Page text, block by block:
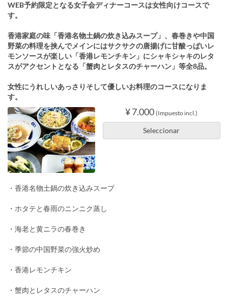
WEB予約限定となる女子会ディナーコースは女性向けコースで
す。
香港家庭の味「香港名物土鍋の炊き込みスープ」、春巻きや中国
野菜の料理を挟んでメインにはサクサクの唐揚げに甘酸っぱいレ
モンソースが楽しい「香港レモンチキン」にシャキシャキのレタ
スがアクセントとなる「蟹肉とレタスのチャーハン」等全8品。
女性にうれしいあっさりそして優しいお料理のコースになりま
す。
¥ 7.000 (Impuesto incl.)
Seleccionar
・香港名物土鍋の炊き込みスープ
・ホタテと春雨のニンニク蒸し
・海老と黄ニラの春巻き
・季節の中国野菜の強火炒め
・香港レモンチキン
・蟹肉とレタスのチャーハン